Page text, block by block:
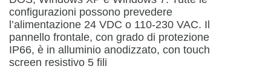
configurazioni possono prevedere
l’alimentazione 24 VDC o 110-230 VAC. Il
pannello frontale, con grado di protezione
IP66, è in alluminio anodizzato, con touch
screen resistivo 5 fili